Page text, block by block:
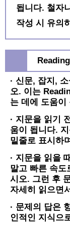
됩니다. 철자
작성 시 유의
· 신문, 잡지,
오. 이는
는 데에 도움이
· 지문을 읽기
움이 됩니다.
밑줄로 표시하
· 지문을 읽을
말고 빠른 속도
시오. 그런 후
자세히 읽으면
· 문제의 답은
인적인 지식으